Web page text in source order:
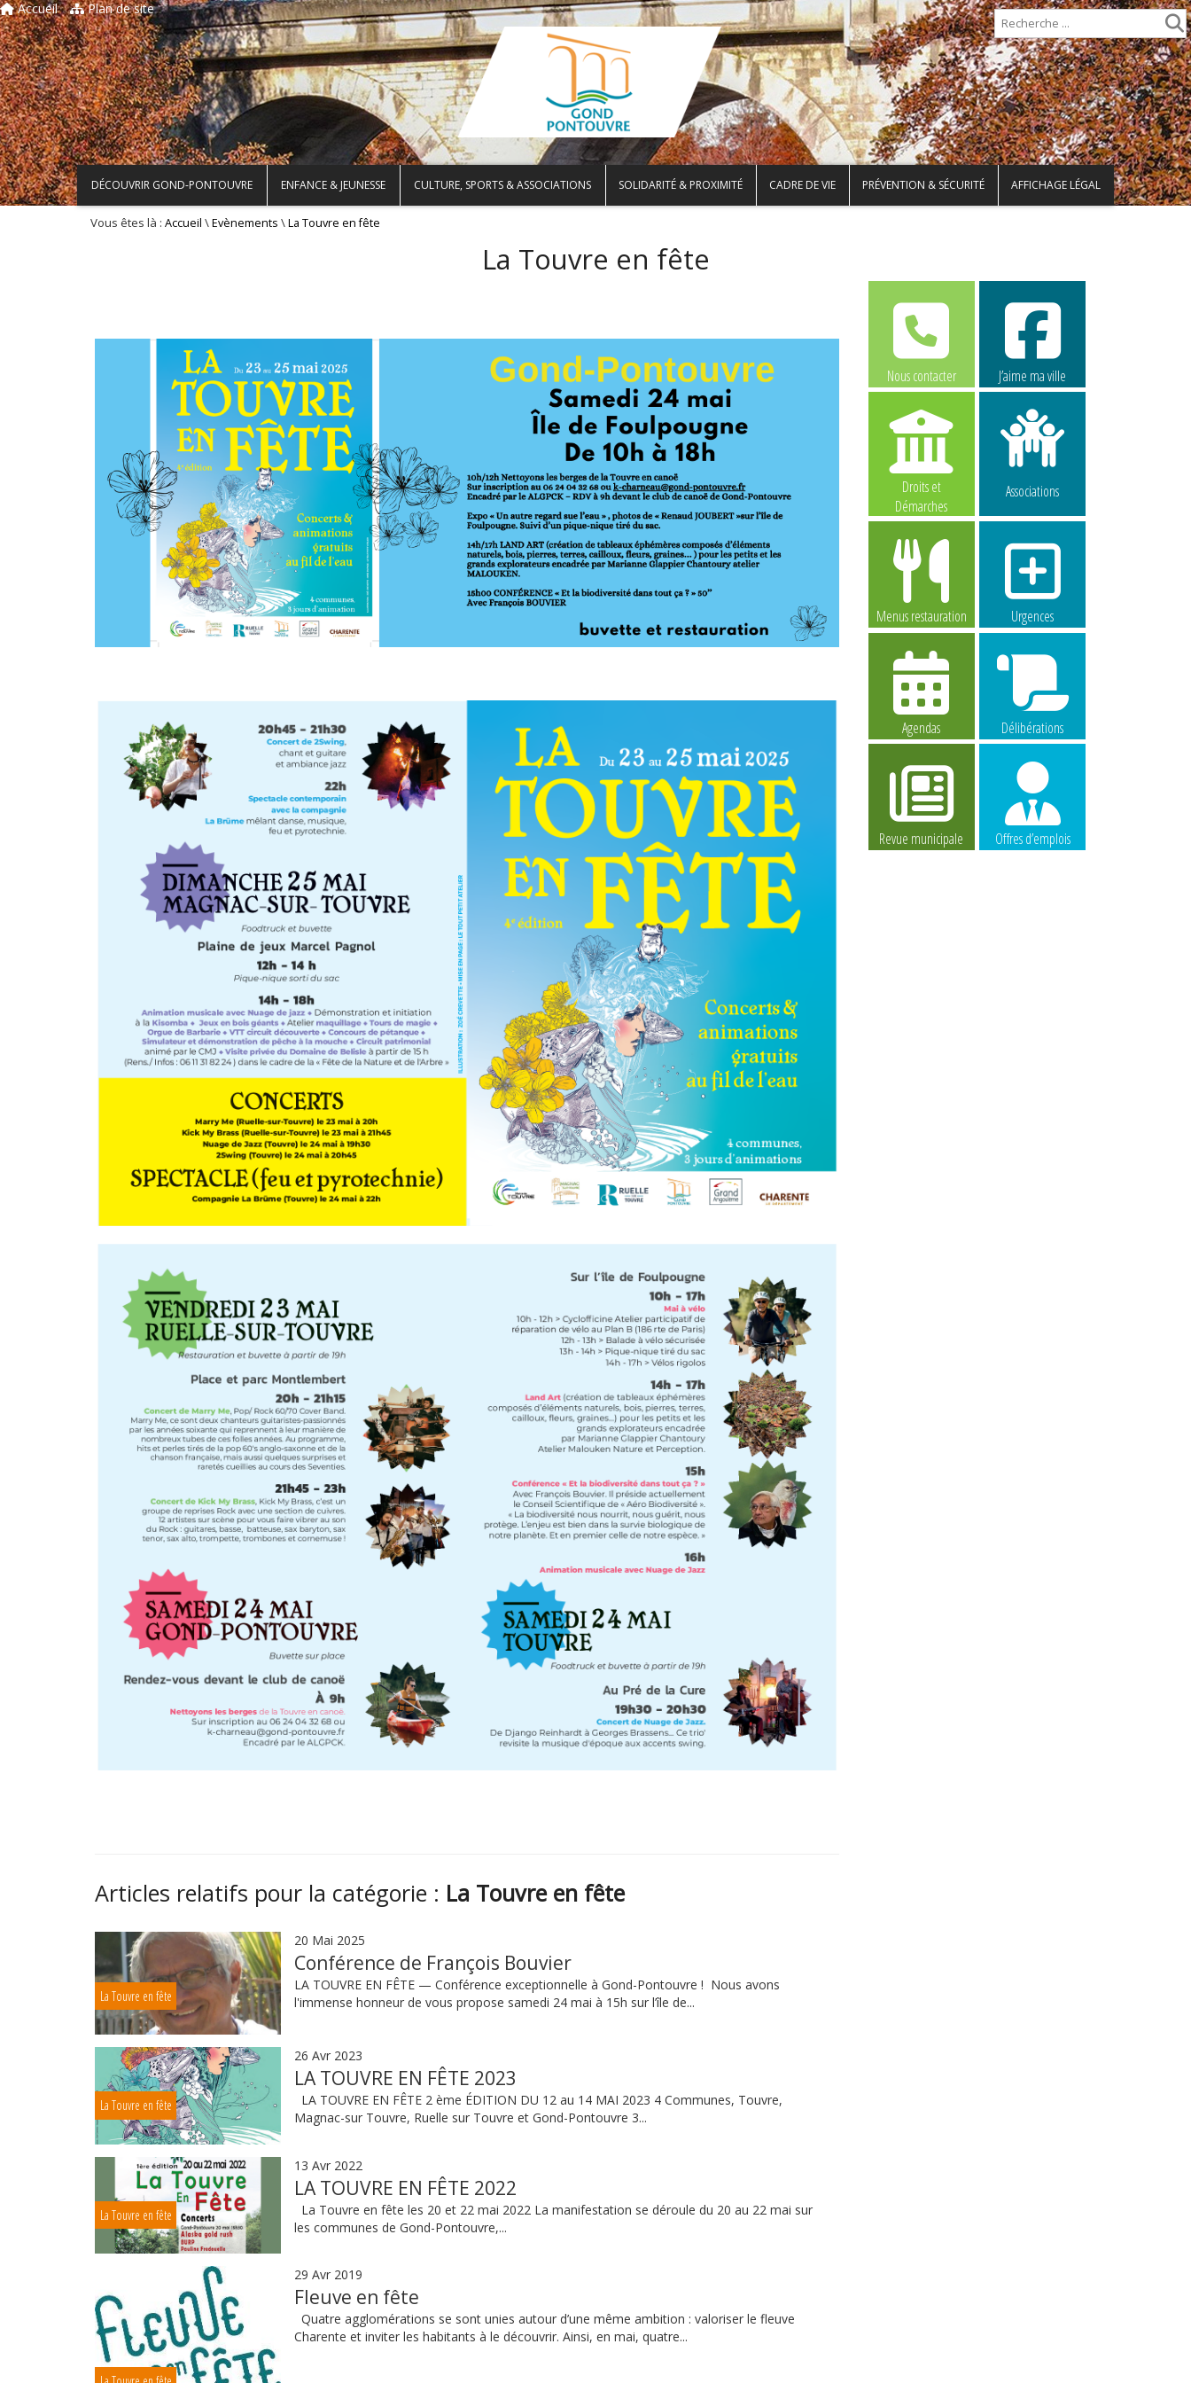
Accueil Plan de site
DÉCOUVRIR GOND-PONTOUVRE ENFANCE & JEUNESSE CULTURE, SPORTS & ASSOCIATIONS SOLIDARITÉ & PROXIMITÉ CADRE DE VIE PRÉVENTION & SÉCURITÉ AFFICHAGE LÉGAL
Vous êtes là : Accueil \Evènements \La Touvre en fête
La Touvre en fête
Articles relatifs pour la catégorie : La Touvre en fête
La Touvre en fête
20 Mai 2025
Conférence de François Bouvier
LA TOUVRE EN FÊTE — Conférence exceptionnelle à Gond-Pontouvre ! Nous avons
l'immense honneur de vous propose samedi 24 mai à 15h sur l’île de...
La Touvre en fête
26 Avr 2023
LA TOUVRE EN FÊTE 2023
LA TOUVRE EN FÊTE 2 ème ÉDITION DU 12 au 14 MAI 2023 4 Communes, Touvre,
Magnac-sur Touvre, Ruelle sur Touvre et Gond-Pontouvre 3...
La Touvre en fête
13 Avr 2022
LA TOUVRE EN FÊTE 2022
La Touvre en fête les 20 et 22 mai 2022 La manifestation se déroule du 20 au 22 mai sur
les communes de Gond-Pontouvre,...
29 Avr 2019
Fleuve en fête
Quatre agglomérations se sont unies autour d’une même ambition : valoriser le fleuve
Charente et inviter les habitants à le découvrir. Ainsi, en mai, quatre...
Nous contacter J’aime ma ville
Droits et
Démarches
Associations
Menus restauration Urgences
Agendas Délibérations
Revue municipale Offres d’emplois